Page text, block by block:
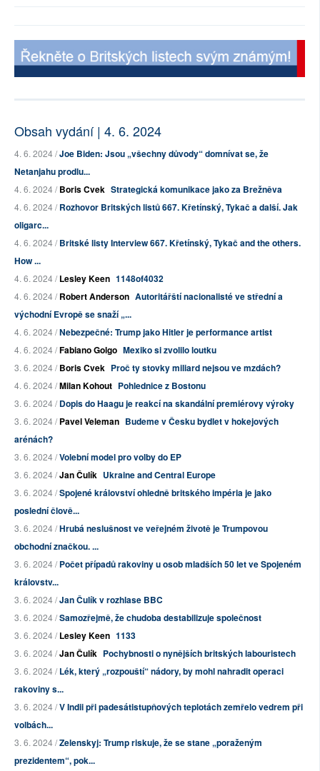
Obsah vydání | 4. 6. 2024
4. 6. 2024 /Joe Biden: Jsou „všechny důvody“ domnívat se, že
Netanjahu prodlu...
4. 6. 2024 /Boris Cvek Strategická komunikace jako za Brežněva
4. 6. 2024 /Rozhovor Britských listů 667. Křetínský, Tykač a další. Jak
oligarc...
4. 6. 2024 /Britské listy Interview 667. Křetínský, Tykač and the others.
How ...
4. 6. 2024 /Lesley Keen 1148of4032
4. 6. 2024 /Robert Anderson Autoritářští nacionalisté ve střední a
východní Evropě se snaží „...
4. 6. 2024 /Nebezpečné: Trump jako Hitler je performance artist
4. 6. 2024 /Fabiano Golgo Mexiko si zvolilo loutku
3. 6. 2024 /Boris Cvek Proč ty stovky miliard nejsou ve mzdách?
4. 6. 2024 /Milan Kohout Pohlednice z Bostonu
3. 6. 2024 /Dopis do Haagu je reakcí na skandální premiérovy výroky
3. 6. 2024 /Pavel Veleman Budeme v Česku bydlet v hokejových
arénách?
3. 6. 2024 /Volební model pro volby do EP
3. 6. 2024 /Jan Čulík Ukraine and Central Europe
3. 6. 2024 /Spojené království ohledně britského impéria je jako
poslední člově...
3. 6. 2024 /Hrubá neslušnost ve veřejném životě je Trumpovou
obchodní značkou. ...
3. 6. 2024 /Počet případů rakoviny u osob mladších 50 let ve Spojeném
královstv...
3. 6. 2024 /Jan Čulík v rozhlase BBC
3. 6. 2024 /Samozřejmě, že chudoba destabilizuje společnost
3. 6. 2024 /Lesley Keen 1133
3. 6. 2024 /Jan Čulík Pochybnosti o nynějších britských labouristech
3. 6. 2024 /Lék, který „rozpouští“ nádory, by mohl nahradit operaci
rakoviny s...
3. 6. 2024 /V Indii při padesátistupňových teplotách zemřelo vedrem při
volbách...
3. 6. 2024 /Zelenskyj: Trump riskuje, že se stane „poraženým
prezidentem“, pok...